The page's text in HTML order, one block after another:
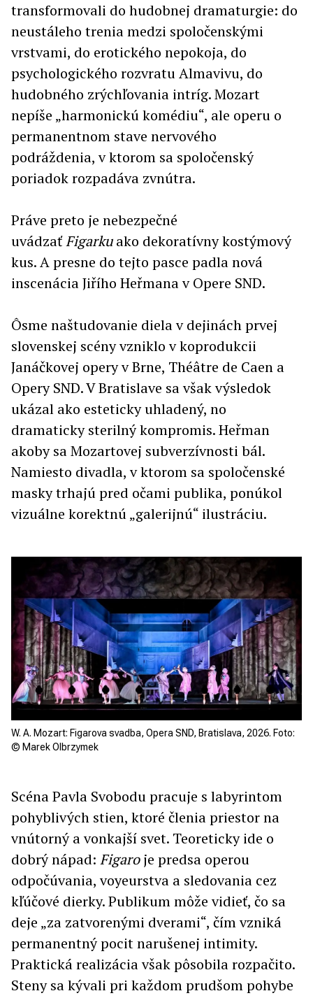
transformovali do hudobnej dramaturgie: do
neustáleho trenia medzi spoločenskými
vrstvami, do erotického nepokoja, do
psychologického rozvratu Almavivu, do
hudobného zrýchľovania intríg. Mozart
nepíše „harmonickú komédiu“, ale operu o
permanentnom stave nervového
podráždenia, v ktorom sa spoločenský
poriadok rozpadáva zvnútra.
Práve preto je nebezpečné
uvádzaťFigarkuako dekoratívny kostýmový
kus. A presne do tejto pasce padla nová
inscenácia Jiřího Heřmana v Opere SND.
Ôsme naštudovanie diela v dejinách prvej
slovenskej scény vzniklo v koprodukcii
Janáčkovej opery v Brne, Théâtre de Caen a
Opery SND. V Bratislave sa však výsledok
ukázal ako esteticky uhladený, no
dramaticky sterilný kompromis. Heřman
akoby sa Mozartovej subverzívnosti bál.
Namiesto divadla, v ktorom sa spoločenské
masky trhajú pred očami publika, ponúkol
vizuálne korektnú „galerijnú“ ilustráciu.
W. A. Mozart: Figarova svadba, Opera SND, Bratislava, 2026. Foto:
© Marek Olbrzymek
Scéna Pavla Svobodu pracuje s labyrintom
pohyblivých stien, ktoré členia priestor na
vnútorný a vonkajší svet. Teoreticky ide o
dobrý nápad: Figaroje predsa operou
odpočúvania, voyeurstva a sledovania cez
kľúčové dierky. Publikum môže vidieť, čo sa
deje „za zatvorenými dverami“, čím vzniká
permanentný pocit narušenej intimity.
Praktická realizácia však pôsobila rozpačito.
Steny sa kývali pri každom prudšom pohybe